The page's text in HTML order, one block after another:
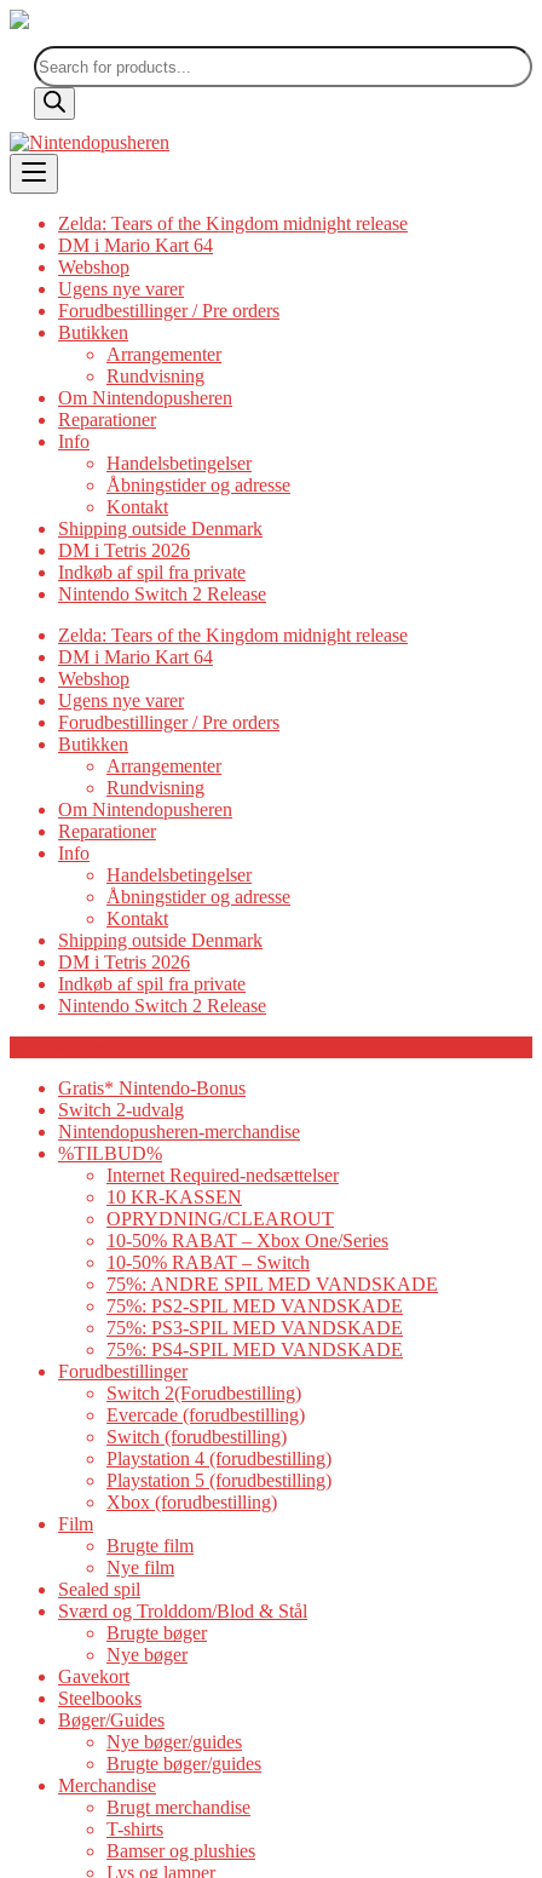
Products
search
Skip
to
content
Zelda: Tears of the Kingdom midnight release
DM i Mario Kart 64
Webshop
Ugens nye varer
Forudbestillinger / Pre orders
Butikken
Arrangementer
Rundvisning
Om Nintendopusheren
Reparationer
Info
Handelsbetingelser
Åbningstider og adresse
Kontakt
Shipping outside Denmark
DM i Tetris 2026
Indkøb af spil fra private
Nintendo Switch 2 Release
Zelda: Tears of the Kingdom midnight release
DM i Mario Kart 64
Webshop
Ugens nye varer
Forudbestillinger / Pre orders
Butikken
Arrangementer
Rundvisning
Om Nintendopusheren
Reparationer
Info
Handelsbetingelser
Åbningstider og adresse
Kontakt
Shipping outside Denmark
DM i Tetris 2026
Indkøb af spil fra private
Nintendo Switch 2 Release
Gratis* Nintendo-Bonus
Switch 2-udvalg
Nintendopusheren-merchandise
%TILBUD%
Internet Required-nedsættelser
10 KR-KASSEN
OPRYDNING/CLEAROUT
10-50% RABAT – Xbox One/Series
10-50% RABAT – Switch
75%: ANDRE SPIL MED VANDSKADE
75%: PS2-SPIL MED VANDSKADE
75%: PS3-SPIL MED VANDSKADE
75%: PS4-SPIL MED VANDSKADE
Forudbestillinger
Switch 2(Forudbestilling)
Evercade (forudbestilling)
Switch (forudbestilling)
Playstation 4 (forudbestilling)
Playstation 5 (forudbestilling)
Xbox (forudbestilling)
Film
Brugte film
Nye film
Sealed spil
Sværd og Trolddom/Blod & Stål
Brugte bøger
Nye bøger
Gavekort
Steelbooks
Bøger/Guides
Nye bøger/guides
Brugte bøger/guides
Merchandise
Brugt merchandise
T-shirts
Bamser og plushies
Lys og lamper